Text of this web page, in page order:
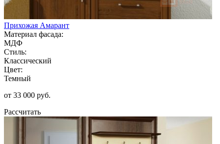
Прихожая Амарант
Материал фасада:
МДФ
Стиль:
Классический
Цвет:
Темный
от 33 000 руб.
Рассчитать